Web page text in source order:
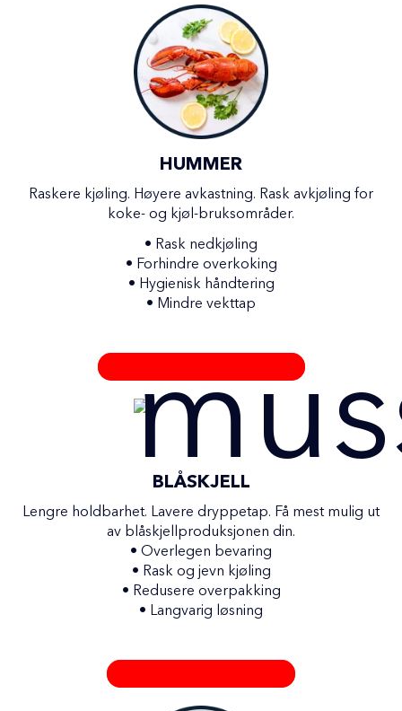
HUMMER
Raskere kjøling. Høyere avkastning. Rask avkjøling for
koke- og kjøl-bruksområder.
• Rask nedkjøling
• Forhindre overkoking
• Hygienisk håndtering
• Mindre vekttap
BLÅSKJELL
Lengre holdbarhet. Lavere dryppetap. Få mest mulig ut
av blåskjellproduksjonen din.
• Overlegen bevaring
• Rask og jevn kjøling
• Redusere overpakking
• Langvarig løsning